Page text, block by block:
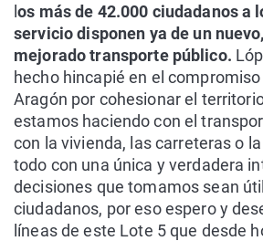
los más de 42.000 ciudadanos a
servicio disponen ya de un
mejorado transporte público.
hecho hincapié en el
Aragón por cohesionar el
estamos haciendo con el
con la vivienda, las carreteras o
todo con una única y verdadera
decisiones que tomamos sean
ciudadanos, por eso espero y
líneas de este Lote 5 que desde